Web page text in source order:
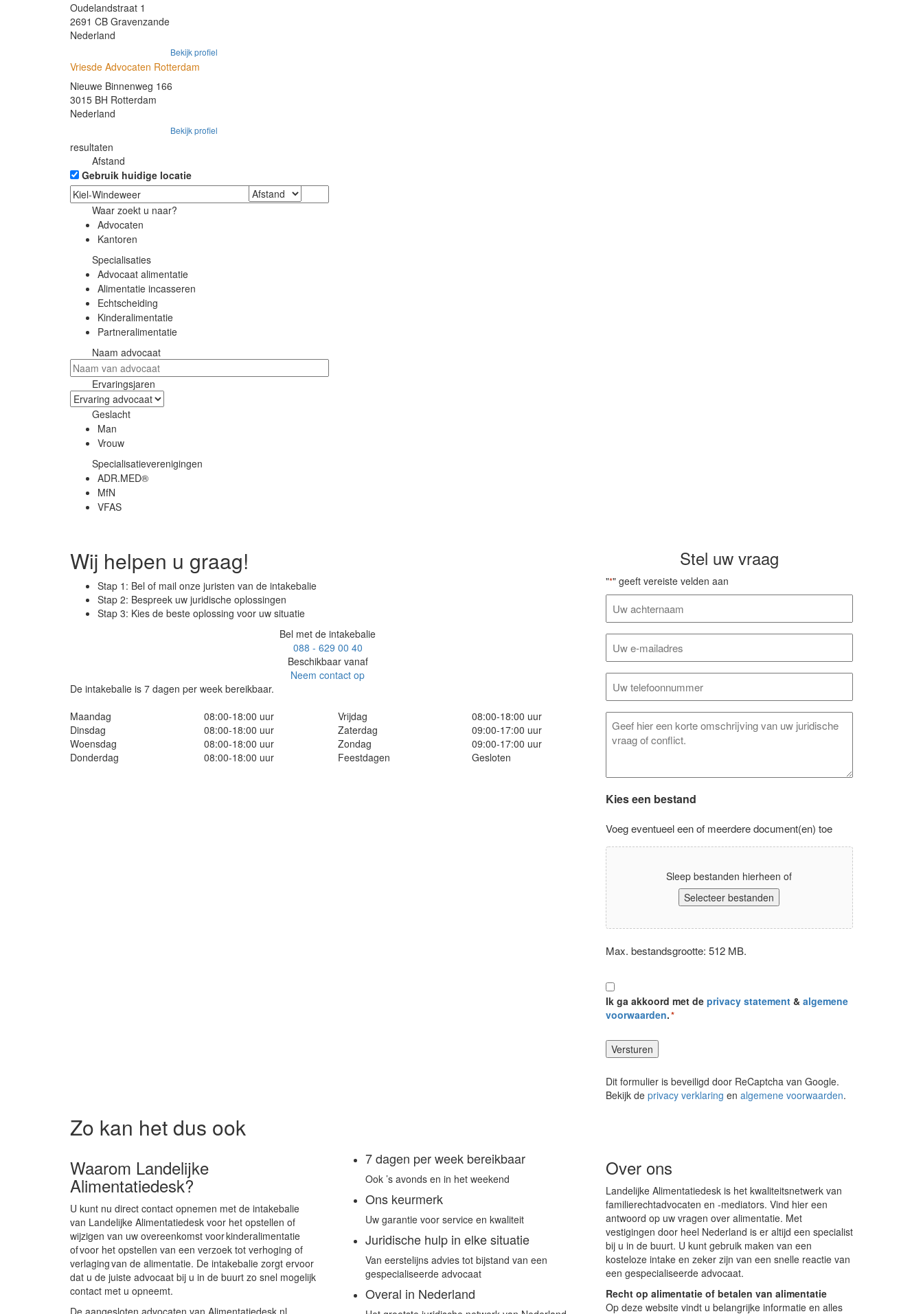
Oudelandstraat 1
2691 CB Gravenzande
Nederland
Bekijk profiel
Vriesde Advocaten Rotterdam
Nieuwe Binnenweg 166
3015 BH Rotterdam
Nederland
Bekijk profiel
resultaten
Afstand
Gebruik huidige locatie
Waar zoekt u naar?
Advocaten
Kantoren
Specialisaties
Advocaat alimentatie
Alimentatie incasseren
Echtscheiding
Kinderalimentatie
Partneralimentatie
Naam advocaat
Ervaringsjaren
Geslacht
Man
Vrouw
Specialisatieverenigingen
ADR.MED®
MfN
VFAS
Wij helpen u graag!
Stap 1: Bel of mail onze juristen van de intakebalie
Stap 2: Bespreek uw juridische oplossingen
Stap 3: Kies de beste oplossing voor uw situatie
Bel met de intakebalie
088 - 629 00 40
Beschikbaar vanaf
Neem contact op
De intakebalie is 7 dagen per week bereikbaar.
Maandag
Dinsdag
Woensdag
Donderdag
08:00-18:00 uur
08:00-18:00 uur
08:00-18:00 uur
08:00-18:00 uur
Vrijdag
Zaterdag
Zondag
Feestdagen
08:00-18:00 uur
09:00-17:00 uur
09:00-17:00 uur
Gesloten
Stel uw vraag
"*" geeft vereiste velden aan
mailadres
*
Eventuele
opmerkingen
Kies een bestand
Voeg eventueel een of meerdere document(en) toe
Sleep bestanden hierheen of
Selecteer bestanden
Max. bestandsgrootte: 512 MB.
Privacyverklaring
*
Ik ga akkoord met de privacy statement & algemene
voorwaarden.*
Dit formulier is beveiligd door ReCaptcha van Google.
Bekijk de privacy verklaring en algemene voorwaarden.
Zo kan het dus ook
Waarom Landelijke
Alimentatiedesk?
U kunt nu direct contact opnemen met de intakebalie
van Landelijke Alimentatiedesk voor het opstellen of
wijzigen van uw overeenkomst voor kinderalimentatie
of voor het opstellen van een verzoek tot verhoging of
verlaging van de alimentatie. De intakebalie zorgt ervoor
dat u de juiste advocaat bij u in de buurt zo snel mogelijk
contact met u opneemt.
7 dagen per week bereikbaar
Ook ’s avonds en in het weekend
Ons keurmerk
Uw garantie voor service en kwaliteit
Juridische hulp in elke situatie
Van eerstelijns advies tot bijstand van een
gespecialiseerde advocaat
Overal in Nederland
Over ons
Landelijke Alimentatiedesk is het kwaliteitsnetwerk van
familierechtadvocaten en -mediators. Vind hier een
antwoord op uw vragen over alimentatie. Met
vestigingen door heel Nederland is er altijd een specialist
bij u in de buurt. U kunt gebruik maken van een
kosteloze intake en zeker zijn van een snelle reactie van
een gespecialiseerde advocaat.
Recht op alimentatie of betalen van alimentatie
Op deze website vindt u belangrijke informatie en alles